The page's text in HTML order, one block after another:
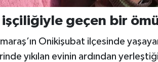
geçen bir
Onikişubat ilçesinde
yıkılan evinin ardından